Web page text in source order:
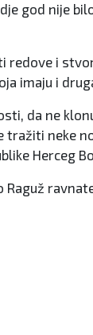
god nije
redove i
imaju i
da ne
neke
Herceg